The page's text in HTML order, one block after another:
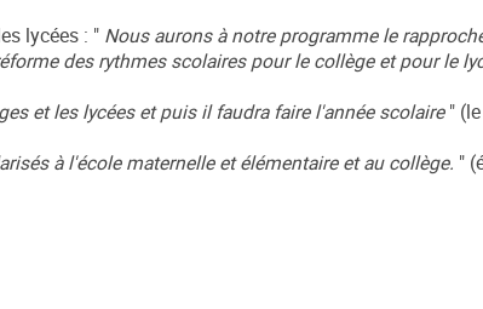
lycées : " Nous aurons à notre programme le
des rythmes scolaires pour le collège et pour le
et les lycées et puis il faudra faire l'année scolaire" (le
à l'école maternelle et élémentaire et au collège. "